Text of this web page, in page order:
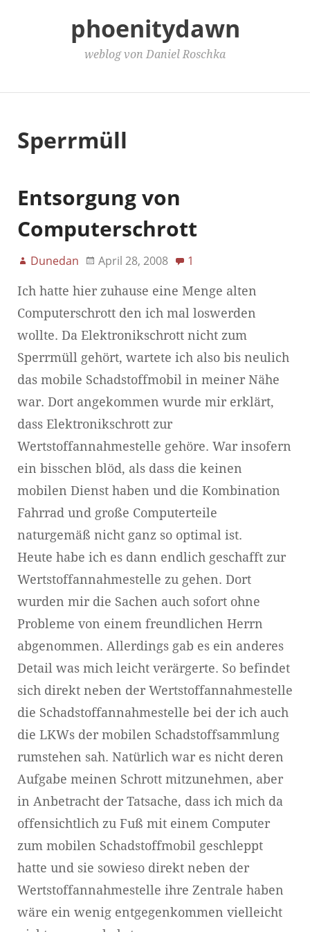
phoenitydawn
weblog von Daniel Roschka
Sperrmüll
Entsorgung von
Computerschrott
Dunedan April 28, 2008 1
Ich hatte hier zuhause eine Menge alten
Computerschrott den ich mal loswerden
wollte. Da Elektronikschrott nicht zum
Sperrmüll gehört, wartete ich also bis neulich
das mobile Schadstoffmobil in meiner Nähe
war. Dort angekommen wurde mir erklärt,
dass Elektronikschrott zur
Wertstoffannahmestelle gehöre. War insofern
ein bisschen blöd, als dass die keinen
mobilen Dienst haben und die Kombination
Fahrrad und große Computerteile
naturgemäß nicht ganz so optimal ist.
Heute habe ich es dann endlich geschafft zur
Wertstoffannahmestelle zu gehen. Dort
wurden mir die Sachen auch sofort ohne
Probleme von einem freundlichen Herrn
abgenommen. Allerdings gab es ein anderes
Detail was mich leicht verärgerte. So befindet
sich direkt neben der Wertstoffannahmestelle
die Schadstoffannahmestelle bei der ich auch
die LKWs der mobilen Schadstoffsammlung
rumstehen sah. Natürlich war es nicht deren
Aufgabe meinen Schrott mitzunehmen, aber
in Anbetracht der Tatsache, dass ich mich da
offensichtlich zu Fuß mit einem Computer
zum mobilen Schadstoffmobil geschleppt
hatte und sie sowieso direkt neben der
Wertstoffannahmestelle ihre Zentrale haben
wäre ein wenig entgegenkommen vielleicht